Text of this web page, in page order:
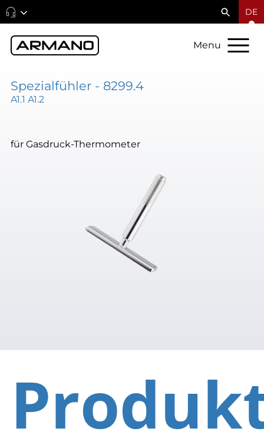
DE
Menu
Spezialfühler - 8299.4
A1.1 A1.2
für Gasdruck-Thermometer